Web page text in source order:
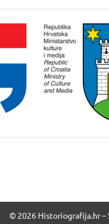
© 2026 Historiografija.hr –